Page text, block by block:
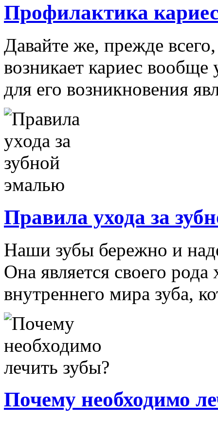
Профилактика
Давайте же, прежде
возникает кариес
для его возникновения
Правила ухода за
Наши зубы бережно и
Она является своего
внутреннего мира зуба,
Почему необходимо